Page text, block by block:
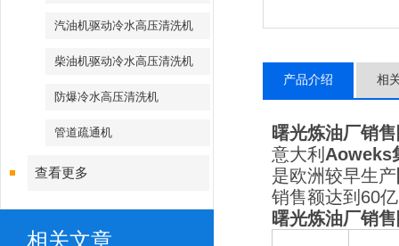
汽油机驱动冷水高压清洗机
柴油机驱动冷水高压清洗机
防爆冷水高压清洗机
管道疏通机
查看更多
相关文章
产品介绍 相
曙光炼油厂销
意大利 Aoweks
是欧洲较早生产
销售额达到60
曙光炼油厂销